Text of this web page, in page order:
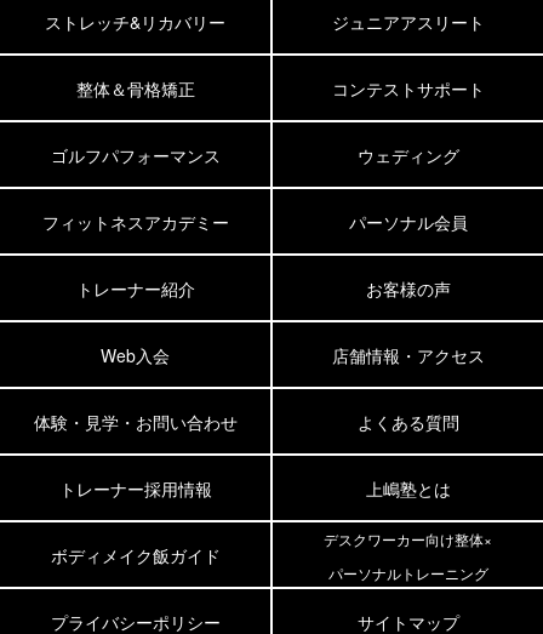
ストレッチ&リカバリー ジュニアアスリート
整体＆骨格矯正 コンテストサポート
ゴルフパフォーマンス ウェディング
フィットネスアカデミー パーソナル会員
トレーナー紹介 お客様の声
Web入会 店舗情報・アクセス
体験・見学・お問い合わせ よくある質問
トレーナー採用情報 上嶋塾とは
ボディメイク飯ガイド
デスクワーカー向け整体×
パーソナルトレーニング
プライバシーポリシー サイトマップ